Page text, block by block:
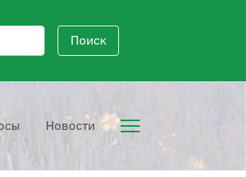
Поиск
Новости